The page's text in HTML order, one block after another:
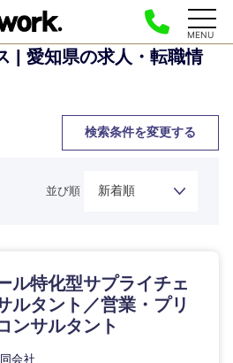
MENU
| 愛知県の求人・転職情
検索条件を変更する
並び順
ル特化型サプライチェ
ルタント／営業・プリ
ンサルタント
会社